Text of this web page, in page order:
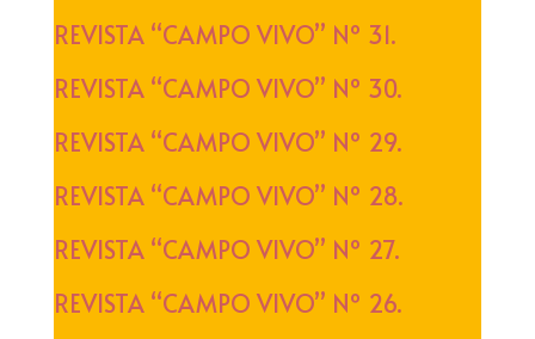
REVISTA “CAMPO VIVO” Nº 31.
REVISTA “CAMPO VIVO” Nº 30.
REVISTA “CAMPO VIVO” Nº 29.
REVISTA “CAMPO VIVO” Nº 28.
REVISTA “CAMPO VIVO” Nº 27.
REVISTA “CAMPO VIVO” Nº 26.